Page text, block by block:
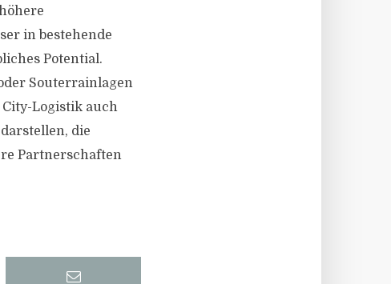
in bestehende
Potential.
Souterrainlagen
Logistik auch
die
Partnerschaften